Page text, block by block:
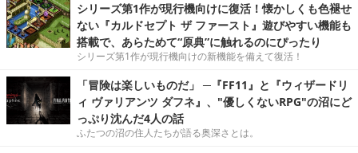
シリーズ第1作が現行機向けに復活！懐かしくも色褪せ
ない『カルドセプト ザ ファースト』遊びやすい機能も
搭載で、あらためて“原典”に触れるのにぴったり
シリーズ第1作が現行機向けの新機能を備えて復活！
「冒険は楽しいものだ」 ─『FF11』と『ウィザードリ
ィ ヴァリアンツ ダフネ』、"優しくないRPG"の沼にど
っぷり沈んだ4人の話
ふたつの沼の住人たちが語る奥深さとは。